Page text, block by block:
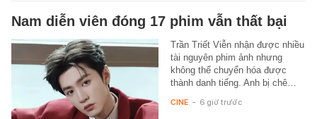
Nam diễn viên đóng 17 phim vẫn thất bại
Trần Triết Viễn nhận được nhiều
tài nguyên phim ảnh nhưng
không thể chuyển hóa được
thành danh tiếng. Anh bị chê…
CINE - 6 giờ trước